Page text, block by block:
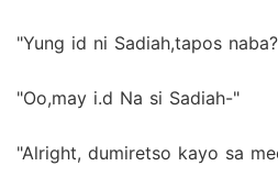
"Yung id ni Sadiah,tapos
"Oo,may i.d Na si Sadiah-"
"Alright, dumiretso kayo sa